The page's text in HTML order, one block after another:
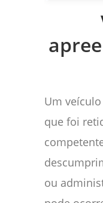
Um
que foi
ou